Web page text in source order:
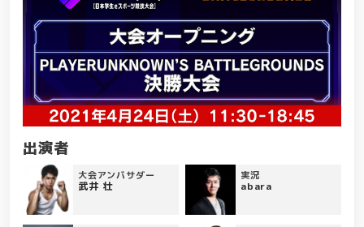
出演者
大会アンバサダー
武井 壮
実況
abara